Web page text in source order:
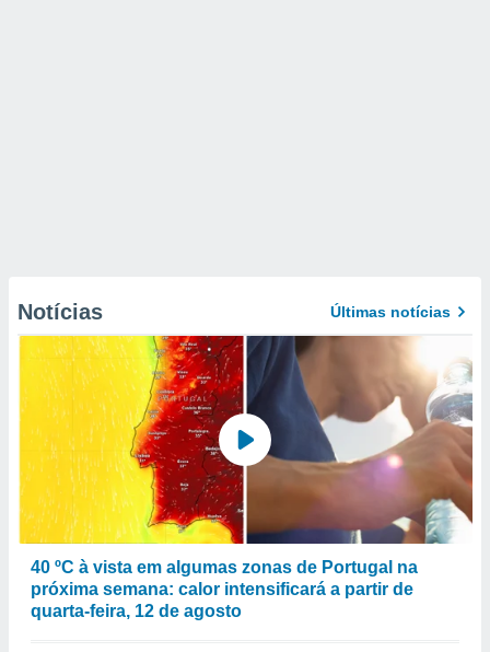
Notícias Últimas notícias
40 ºC à vista em algumas zonas de Portugal na
próxima semana: calor intensificará a partir de
quarta-feira, 12 de agosto